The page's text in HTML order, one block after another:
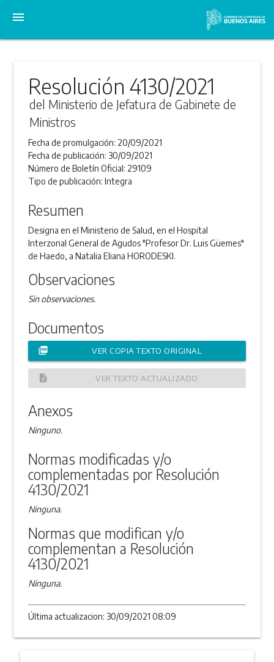
menu
Resolución 4130/2021
del Ministerio de Jefatura de Gabinete de
Ministros
Fecha de promulgación: 20/09/2021
Fecha de publicación: 30/09/2021
Número de Boletín Oficial: 29109
Tipo de publicación:Integra
Resumen
Designa en el Ministerio de Salud, en el Hospital
Interzonal General de Agudos "Profesor Dr. Luis Güemes"
de Haedo, a Natalia Eliana HORODESKI.
Observaciones
Sin observaciones.
Documentos
picture_as_pdf VER COPIA TEXTO ORIGINAL
description VER TEXTO ACTUALIZADO
Anexos
Ninguno.
Normas modificadas y/o
complementadas por Resolución
4130/2021
Ninguna.
Normas que modifican y/o
complementan a Resolución
4130/2021
Ninguna.
Última actualizacion: 30/09/2021 08:09